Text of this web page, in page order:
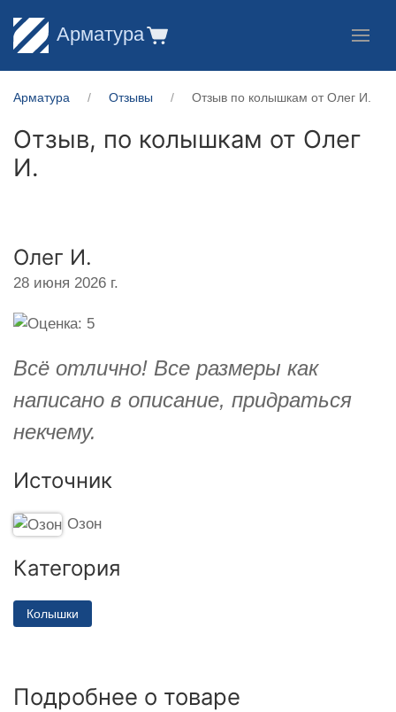
Арматура
Арматура Отзывы Отзыв по колышкам от Олег И.
Отзыв, по колышкам от Олег
И.
Олег И.
28 июня 2026 г.
Всё отлично! Все размеры как
написано в описание, придраться
некчему.
Источник
Озон
Категория
Колышки
Подробнее о товаре